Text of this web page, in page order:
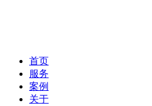
首页
服务
案例
关于